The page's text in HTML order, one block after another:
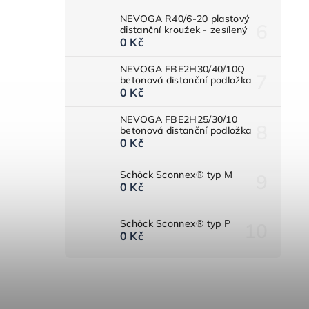
NEVOGA R40/6-20 plastový
distanční kroužek - zesílený
0 Kč
NEVOGA FBE2H30/40/10Q
betonová distanční podložka
0 Kč
NEVOGA FBE2H25/30/10
betonová distanční podložka
0 Kč
Schöck Sconnex® typ M
0 Kč
Schöck Sconnex® typ P
0 Kč